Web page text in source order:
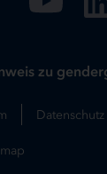
zu
Datenschutz